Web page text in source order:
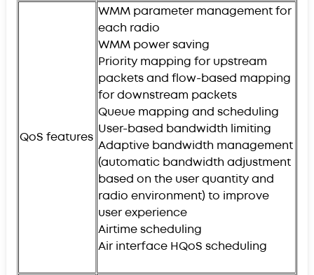
QoS features
WMM parameter management for
each radio
WMM power saving
Priority mapping for upstream
packets and flow-based mapping
for downstream packets
Queue mapping and scheduling
User-based bandwidth limiting
Adaptive bandwidth management
(automatic bandwidth adjustment
based on the user quantity and
radio environment) to improve
user experience
Airtime scheduling
Air interface HQoS scheduling